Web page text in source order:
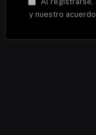
y nuestro